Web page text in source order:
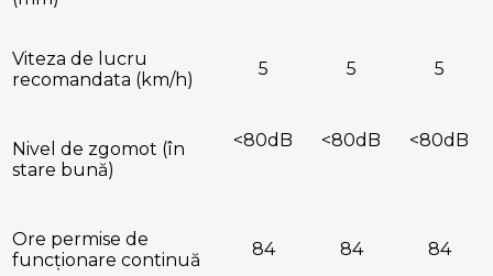
Viteza de lucru
recomandata (km/h)
5 5 5
Nivel de zgomot (în
stare bună)
<80dB <80dB <80dB
Ore permise de
funcționare continuă
84 84 84